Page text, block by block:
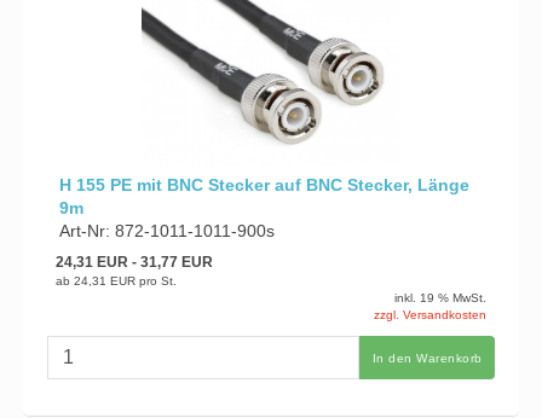
H 155 PE mit BNC Stecker auf BNC Stecker, Länge
9m
Art-Nr: 872-1011-1011-900s
24,31 EUR- 31,77 EUR
ab 24,31 EUR pro St.
inkl. 19 % MwSt.
zzgl. Versandkosten
In den Warenkorb